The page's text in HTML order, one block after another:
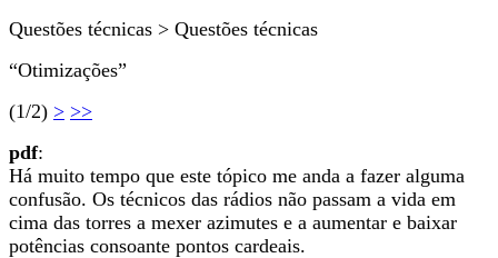
Questões técnicas > Questões técnicas
“Otimizações”
(1/2) > >>
pdf:
Há muito tempo que este tópico me anda a fazer alguma
confusão. Os técnicos das rádios não passam a vida em
cima das torres a mexer azimutes e a aumentar e baixar
potências consoante pontos cardeais.